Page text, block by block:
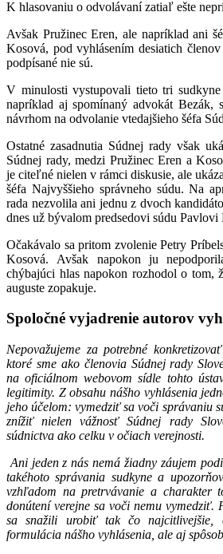
K hlasovaniu o odvolávaní zatiaľ ešte
Avšak Pružinec Eren, ale napríklad ani
Kosová, pod vyhlásením desiatich
podpísané nie sú.
V minulosti vystupovali tieto tri
napríklad aj spomínaný advokát Bezák,
návrhom na odvolanie vtedajšieho šéfa
Ostatné zasadnutia Súdnej rady však
Súdnej rady, medzi Pružinec Eren a
je citeľné nielen v rámci diskusie, ale
šéfa Najvyššieho správneho súdu. Na
rada nezvolila ani jednu z dvoch
dnes už bývalom predsedovi súdu
Očakávalo sa pritom zvolenie Petry
Kosová. Avšak napokon ju
chýbajúci hlas napokon rozhodol o tom,
auguste zopakuje.
Spoločné vyjadrenie autorov
Nepovažujeme za potrebné
ktoré sme ako členovia Súdnej rady
na oficiálnom webovom sídle tohto
legitimity. Z obsahu nášho vyhlásenia
jeho účelom: vymedziť sa voči správaniu
znížiť nielen vážnosť Súdnej rady
súdnictva ako celku v očiach verejnosti.
Ani jeden z nás nemá žiadny záujem
takéhoto správania sudkyne a
vzhľadom na pretrvávanie a charakter
donútení verejne sa voči nemu vymedziť.
sa snažili urobiť tak čo najcitlivejšie,
formulácia nášho vyhlásenia, ale aj